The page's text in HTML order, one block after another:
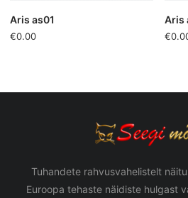
Aris as01
€0.00
Aris
Tuhandete rahvusvahelistelt
Euroopa tehaste näidiste hulgast